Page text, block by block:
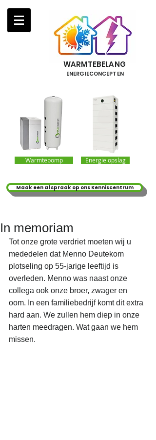
WARMTEBELANG
ENERGIECONCEPTEN
Warmtepomp Energie opslag
Maak een afspraak op ons Kenniscentrum
In memoriam
Tot onze grote verdriet moeten wij u
mededelen dat Menno Deutekom
plotseling op 55-jarige leeftijd is
overleden. Menno was naast onze
collega ook onze broer, zwager en
oom. In een familiebedrijf komt dit extra
hard aan. We zullen hem diep in onze
harten meedragen. Wat gaan we hem
missen.